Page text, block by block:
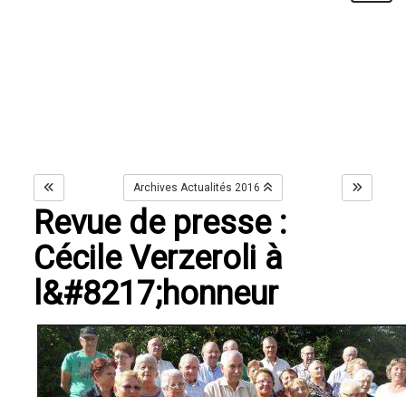
Archives Actualités 2016
Revue de presse :
Cécile Verzeroli à
l&#8217;honneur